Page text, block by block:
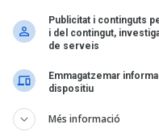
la igualtat de gènere a
perspectiva de
cap a la paritat tant dalt
voltant d’una tercera
Publicitat i continguts
i del contingut,
de serveis
Emmagatzemar
dispositiu
Més informació